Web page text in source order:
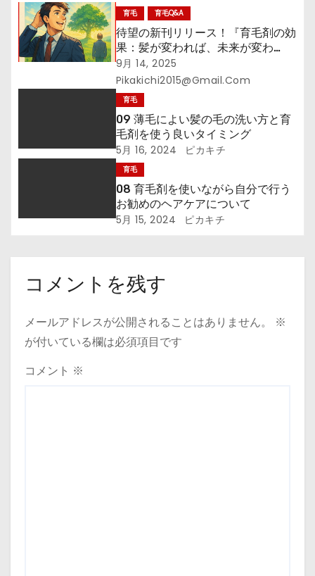
ン
育毛 育毛Q&A
待望の新刊リリース！『育毛剤の効
果：髪が変われば、未来が変わ
る！』─その一本が、あなたの未来
を拓く
9月 14, 2025
Pikakichi2015@gmail.com
育毛
09 薄毛によい髪の毛の洗い方と育
毛剤を使う良いタイミング
5月 16, 2024 ピカキチ
育毛
08 育毛剤を使いながら自分で行う
お勧めのヘアケアについて
5月 15, 2024 ピカキチ
コメントを残す
メールアドレスが公開されることはありません。
※
が付いている欄は必須項目です
コメント ※